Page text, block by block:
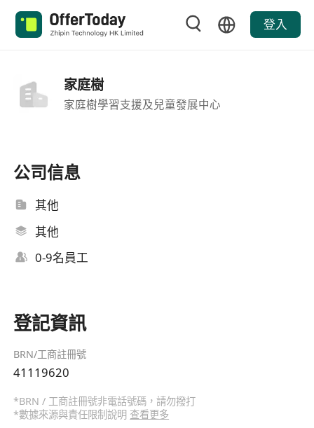
登入
家庭樹
家庭樹學習支援及兒童發展中心
公司信息
其他
其他
0-9名員工
登記資訊
BRN/工商註冊號
41119620
*BRN / 工商註冊號非電話號碼，請勿撥打
*數據來源與責任限制說明 查看更多